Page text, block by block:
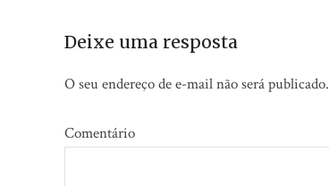
Deixe uma resposta
O seu endereço de e-mail não será publicado.
Comentário